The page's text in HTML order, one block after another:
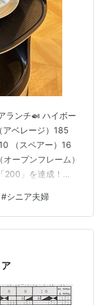
ランチ🍛 ハイボー
アベレージ）185
（スペアー）16
ープンフレーム）
200」を達成！
（スプリット）1
）16 （ガター）1
くて残念 スペアを
ウリング場】 札幌
…
#シニア夫婦